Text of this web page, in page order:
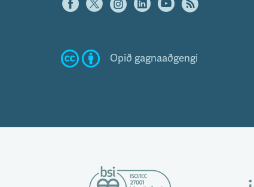
Opið gagnaaðgengi